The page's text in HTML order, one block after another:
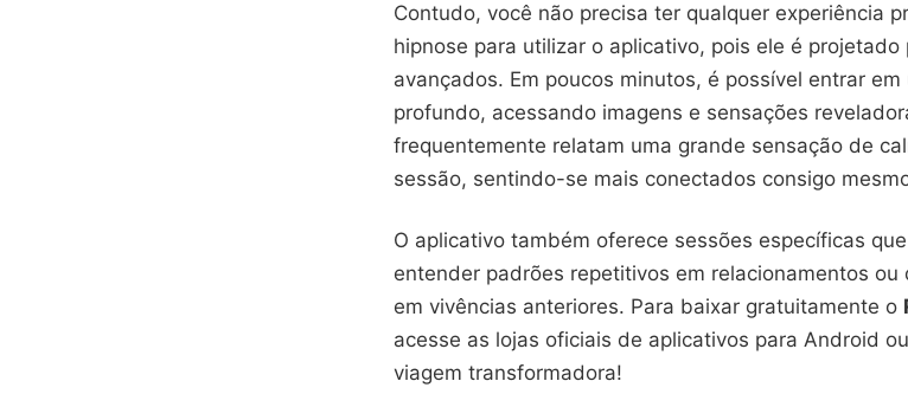
Contudo, você não precisa ter qualquer experiência
hipnose para utilizar o aplicativo, pois ele é
avançados. Em poucos minutos, é possível entrar
profundo, acessando imagens e sensações
frequentemente relatam uma grande sensação de
sessão, sentindo-se mais conectados consigo
O aplicativo também oferece sessões específicas
entender padrões repetitivos em relacionamentos ou
em vivências anteriores. Para baixar gratuitamente o
acesse as lojas oficiais de aplicativos para Android
viagem transformadora!